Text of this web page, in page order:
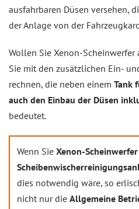
ausfahrbaren Düsen versehen,
der Anlage von der
Wollen Sie Xenon-Scheinwerfer
Sie mit den zusätzlichen Ein-
rechnen, die neben einem Tank
auch den Einbau der Düsen
bedeutet.
Wenn Sie Xenon-
dies notwendig wäre, so
nicht nur die Allgemeine